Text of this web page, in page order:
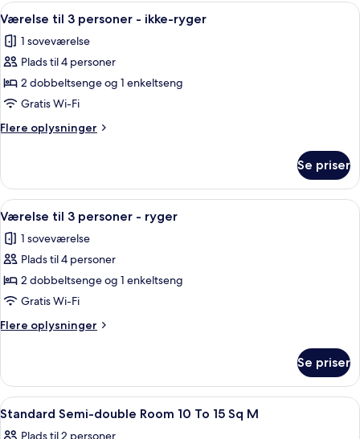
ikke-
Indlæs
alle
billeder
af
Værelse
til
3
personer
ikke-
ryger
To flaske økologisk rosenkropsvask
8
Værelse til 3 personer - ikke-ryger
1 soveværelse
Plads til 4 personer
2 dobbeltsenge og 1 enkeltseng
Gratis Wi-Fi
Flere oplysninger
Flere
til
personer
ikke-
ryger
Se priser
Indlæs
alle
billeder
af
Værelse
til
3
personer
ryger
To flaske økologisk rosenkropsvask
8
Værelse til 3 personer - ryger
1 soveværelse
Plads til 4 personer
2 dobbeltsenge og 1 enkeltseng
Gratis Wi-Fi
Flere oplysninger
Flere
til
personer
Se priser
Indlæs
alle
Et hotelværelse med en seng, et
1
Standard Semi-double Room 10 To 15 Sq M
Plads til 2 personer